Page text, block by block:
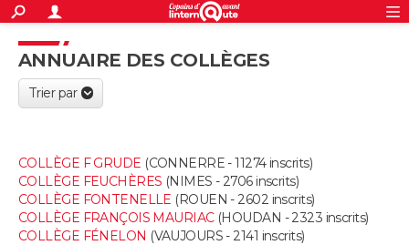
ACTUALITÉS
Politique
Société
Faits Divers
Education
Monde
Villes
+
SPORT
Coupe du monde 2026
Football
Tennis
Cyclisme
Rugby
Forum
CULTURE
Retraite
Impôts
Epargne
Immobilier
Risques naturels par ville
Banque
Assurance
Crédit
AUTO
Essais
Réserver un essai
Citadines
Berlines
SUV
Forum auto
+
HIGH-TECH
S'inscrire
Connexion
ANNUAIRE DES COLLÈGES
Trier par
COLLÈGE F GRUDE (CONNERRE - 11274 inscrits)
COLLÈGE FEUCHÈRES (NIMES - 2706 inscrits)
COLLÈGE FONTENELLE (ROUEN - 2602 inscrits)
COLLÈGE FRANÇOIS MAURIAC (HOUDAN - 2323 inscrits)
COLLÈGE FÉNELON (VAUJOURS - 2141 inscrits)